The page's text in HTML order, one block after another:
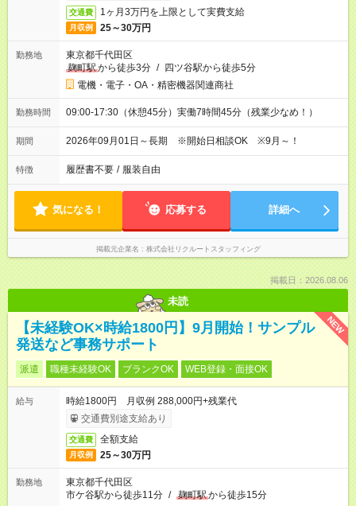
交通費 1ヶ月3万円を上限として実費支給
月収例 25～30万円
勤務地
東京都千代田区
麹町駅から徒歩3分 / 四ツ谷駅から徒歩5分
電機・電子・OA・精密機器関連商社
勤務時間 09:00-17:30（休憩45分）実働7時間45分（残業少なめ！）
期間 2026年09月01日～長期 ※開始日相談OK ※9月～！
特徴 履歴書不要 / 服装自由
気になる！ 応募する 詳細へ
掲載元企業名 株式会社リクルートスタッフィング
掲載日：2026.08.06
未読
NEW
【未経験OK×時給1800円】9月開始！サンプル
発送など事務サポート
派遣 職種未経験OK ブランクOK WEB登録・面接OK
給与
時給1800円 月収例 288,000円+残業代
交通費別途支給あり
交通費 全額支給
月収例 25～30万円
勤務地
東京都千代田区
市ケ谷駅から徒歩11分 / 麹町駅から徒歩15分